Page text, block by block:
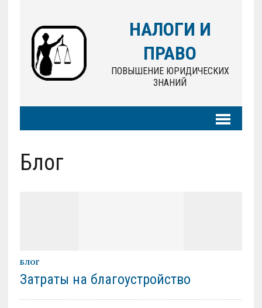
НАЛОГИ И
ПРАВО
ПОВЫШЕНИЕ ЮРИДИЧЕСКИХ
ЗНАНИЙ
Блог
БЛОГ
Затраты на благоустройство